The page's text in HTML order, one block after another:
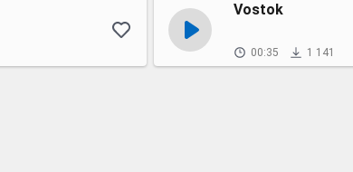
Vostok
00:35 1 141